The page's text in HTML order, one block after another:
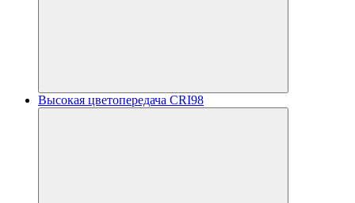
Высокая цветопередача CRI98